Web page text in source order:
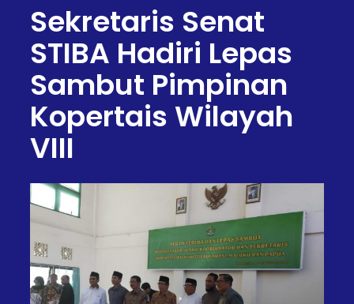
Sekretaris Senat
STIBA Hadiri Lepas
Sambut Pimpinan
Kopertais Wilayah
VIII